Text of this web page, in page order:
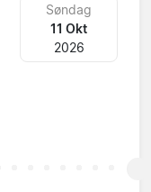
Søndag
11 Okt
2026